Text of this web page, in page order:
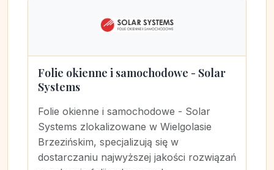
Folie okienne i samochodowe - Solar
Systems
Folie okienne i samochodowe - Solar
Systems zlokalizowane w Wielgolasie
Brzezińskim, specjalizują się w
dostarczaniu najwyższej jakości rozwiązań